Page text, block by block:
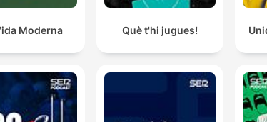
Moderna Què t'hi jugues!